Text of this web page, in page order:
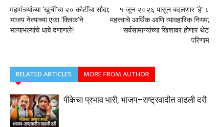
महामंत्र्यांच्या ‘खुर्ची’चा २० कोटींचा सौदा;
भाजप नेत्याच्या एका ‘क्लिक’ने
भल्याभल्यांचे धाबे दणाणले!
१ जून २०२६ पासून बदलणार ‘हे’ ८
महत्त्वाचे आर्थिक आणि व्यावहारिक नियम;
सर्वसामान्यांच्या खिशावर होणार थेट
परिणाम
RELATED ARTICLES MORE FROM AUTHOR
पीकेचा प्रभाव भारी, भाजप–राष्ट्रवादीत वाढली दरी